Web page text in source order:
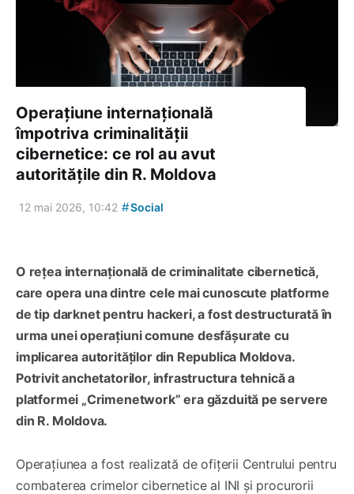
Operațiune internațională
împotriva criminalității
cibernetice: ce rol au avut
autoritățile din R. Moldova
12 mai 2026, 10:42 #Social
O rețea internațională de criminalitate cibernetică,
care opera una dintre cele mai cunoscute platforme
de tip darknet pentru hackeri, a fost destructurată în
urma unei operațiuni comune desfășurate cu
implicarea autorităților din Republica Moldova.
Potrivit anchetatorilor, infrastructura tehnică a
platformei „Crimenetwork” era găzduită pe servere
din R. Moldova.
Operațiunea a fost realizată de ofițerii Centrului pentru
combaterea crimelor cibernetice al INI și procurorii